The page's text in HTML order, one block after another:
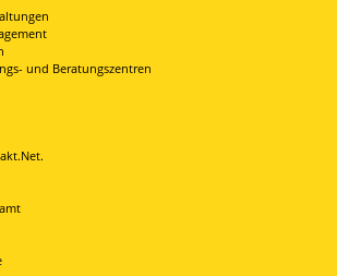
und Beratungszentren